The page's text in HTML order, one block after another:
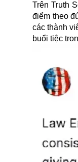
Trên Truth
điểm theo
các thành
buổi tiệc